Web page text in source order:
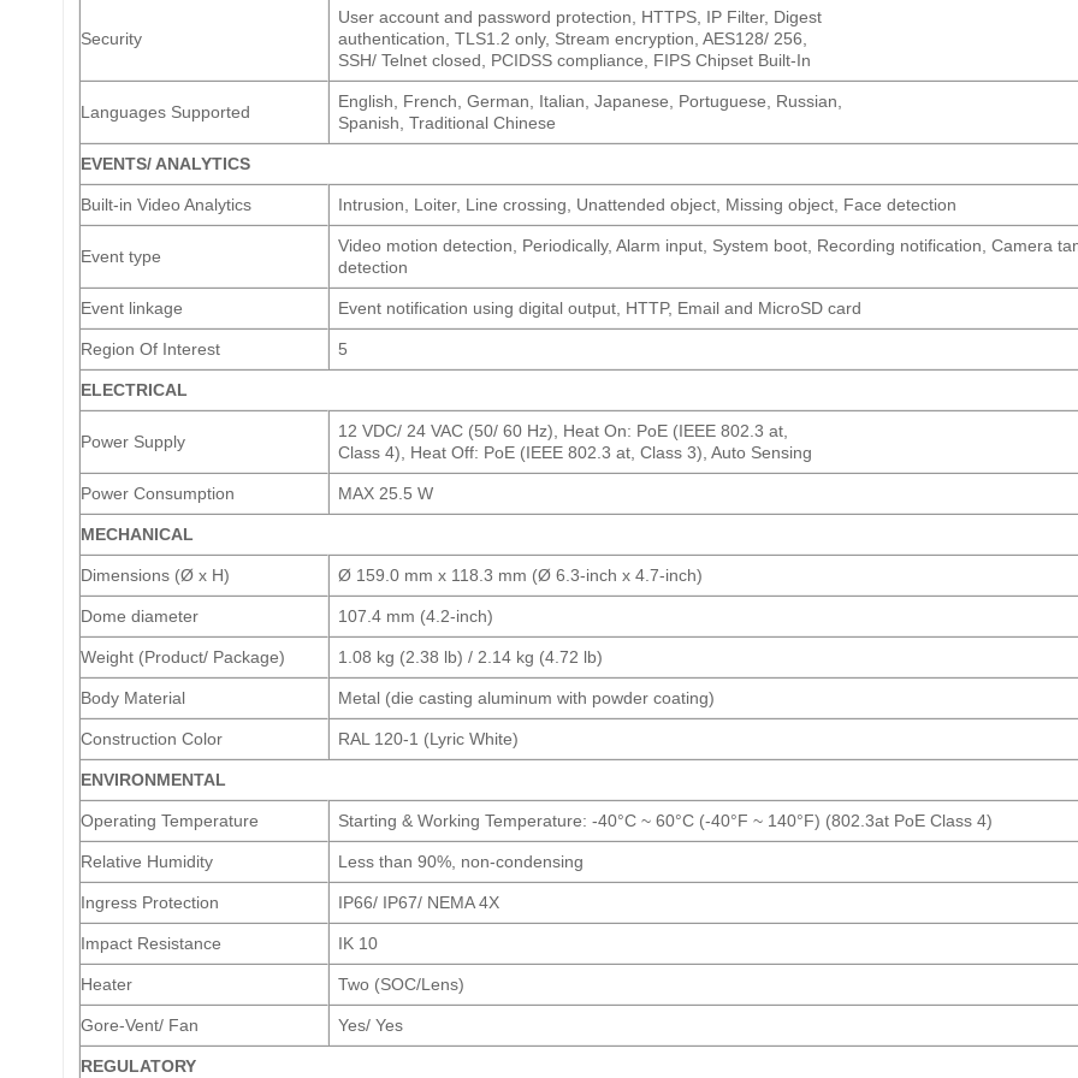
Security
User account and password protection, HTTPS, IP Filter, Digest
authentication, TLS1.2 only, Stream encryption, AES128/ 256,
SSH/ Telnet closed, PCIDSS compliance, FIPS Chipset Built-In
Languages Supported
English, French, German, Italian, Japanese, Portuguese, Russian,
Spanish, Traditional Chinese
EVENTS/ ANALYTICS
Built-in Video Analytics Intrusion, Loiter, Line crossing, Unattended object, Missing object, Face detection
Event type
Video motion detection, Periodically, Alarm input, System boot, Recording notification, Camera
detection
Event linkage Event notification using digital output, HTTP, Email and MicroSD card
Region Of Interest 5
ELECTRICAL
Power Supply
12 VDC/ 24 VAC (50/ 60 Hz), Heat On: PoE (IEEE 802.3 at,
Class 4), Heat Off: PoE (IEEE 802.3 at, Class 3), Auto Sensing
Power Consumption MAX 25.5 W
MECHANICAL
Dimensions (Ø x H) Ø 159.0 mm x 118.3 mm (Ø 6.3-inch x 4.7-inch)
Dome diameter 107.4 mm (4.2-inch)
Weight (Product/ Package) 1.08 kg (2.38 lb) / 2.14 kg (4.72 lb)
Body Material Metal (die casting aluminum with powder coating)
Construction Color RAL 120-1 (Lyric White)
ENVIRONMENTAL
Operating Temperature Starting & Working Temperature: -40°C ~ 60°C (-40°F ~ 140°F) (802.3at PoE Class 4)
Relative Humidity Less than 90%, non-condensing
Ingress Protection IP66/ IP67/ NEMA 4X
Impact Resistance IK 10
Heater Two (SOC/Lens)
Gore-Vent/ Fan Yes/ Yes
REGULATORY